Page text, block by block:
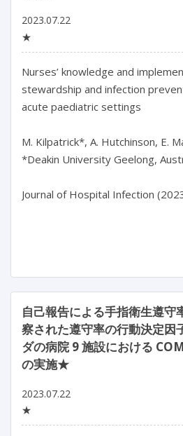
2023.07.22
★
Nurses’ knowledge and
stewardship and infection
acute paediatric settings
M. Kilpatrick*, A. Hutchinson, E.
*Deakin University Geelong,
Journal of Hospital Infection
自己報告による手指衛生遵守
察された遵守率の行動決定因
ダの病院 9 施設における
の実施★
2023.07.22
★